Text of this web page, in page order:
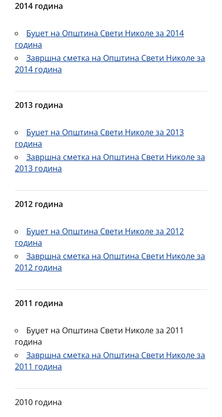
2014 година
Буџет на Општина Свети Николе за 2014
година
Завршна сметка на Општина Свети Николе за
2014 година
2013 година
Буџет на Општина Свети Николе за 2013
година
Завршна сметка на Општина Свети Николе за
2013 година
2012 година
Буџет на Општина Свети Николе за 2012
година
Завршна сметка на Општина Свети Николе за
2012 година
2011 година
Буџет на Општина Свети Николе за 2011
година
Завршна сметка на Општина Свети Николе за
2011 година
2010 година